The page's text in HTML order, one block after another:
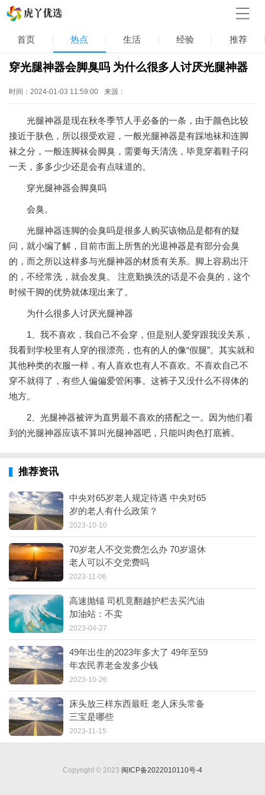
首页 热点 生活 经验 推荐
穿光腿神器会脚臭吗 为什么很多人讨厌光腿神器
时间：2024-01-03 11:59:00 来源：
光腿神器是现在秋冬季节人手必备的一条，由于颜色比较
接近于肤色，所以很受欢迎，一般光腿神器是有踩地袜和连脚
袜之分，一般连脚袜会脚臭，需要每天清洗，毕竟穿着鞋子闷
一天，多多少少还是会有点味道的。
穿光腿神器会脚臭吗
会臭。
光腿神器连脚的会臭吗是很多人购买该物品是都有的疑
问，就小编了解，目前市面上所售的光退神器是有部分会臭
的，而之所以这样多与光腿神器的材质有关系。脚上容易出汗
的，不经常洗，就会发臭。 注意勤换洗的话是不会臭的，这个
时候干脚的优势就体现出来了。
为什么很多人讨厌光腿神器
1、我不喜欢，我自己不会穿，但是别人爱穿跟我没关系，
我看到学校里有人穿的很漂亮，也有的人的像“假腿”。其实就和
其他种类的衣服一样，有人喜欢也有人不喜欢。不喜欢自己不
穿不就得了，有些人偏偏爱管闲事。这裤子又没什么不得体的
地方。
2、光腿神器被评为直男最不喜欢的搭配之一。因为他们看
到的光腿神器应该不算叫光腿神器吧，只能叫肉色打底裤。
推荐资讯
中央对65岁老人规定待遇 中央对65
岁的老人有什么政策？
2023-10-10
70岁老人不交党费怎么办 70岁退休
老人可以不交党费吗
2023-11-06
高速抛锚 司机竟翻越护栏去买汽油
加油站：不卖
2023-04-27
49年出生的2023年多大了 49年至59
年农民养老金发多少钱
2023-10-26
床头放三样东西最旺 老人床头常备
三宝是哪些
2023-11-15
Copyright © 2023 闽ICP备2022010110号-4